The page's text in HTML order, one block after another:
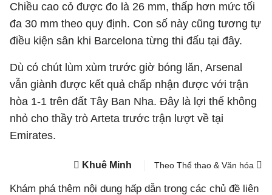
Chiều cao cỏ được đo là 26 mm, thấp hơn mức tối
đa 30 mm theo quy định. Con số này cũng tương tự
điều kiện sân khi Barcelona từng thi đấu tại đây.
Dù có chút lùm xùm trước giờ bóng lăn, Arsenal
vẫn giành được kết quả chấp nhận được với trận
hòa 1-1 trên đất Tây Ban Nha. Đây là lợi thế không
nhỏ cho thầy trò Arteta trước trận lượt về tại
Emirates.
Khuê Minh Theo Thể thao & Văn hóa
Khám phá thêm nội dung hấp dẫn trong các chủ đề liên